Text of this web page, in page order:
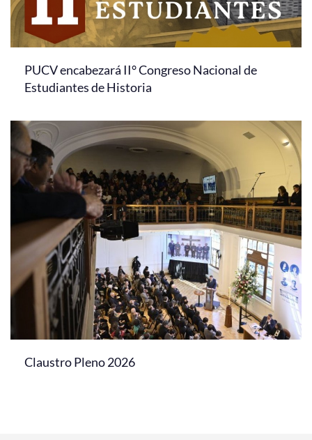
PUCV encabezará II° Congreso Nacional de
Estudiantes de Historia
Claustro Pleno 2026